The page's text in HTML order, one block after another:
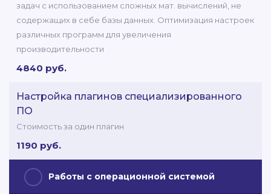
задач с использованием сложных мат. вычислений, не
содержащих в себе базы данных. Оптимизация настроек
различных программ для увеличения
производительности
4840 руб.
Настройка плагинов специализированного
ПО
Стоимость за один плагин
1190 руб.
Работы с операционной системой